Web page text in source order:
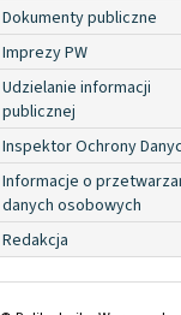
Dokumenty publiczne
Imprezy PW
Udzielanie informacji
publicznej
Inspektor Ochrony
Informacje o
danych osobowych
Redakcja